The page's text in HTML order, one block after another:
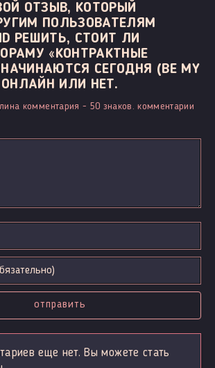
ОТЗЫВ, КОТОРЫЙ
ПОЛЬЗОВАТЕЛЯМ
РЕШИТЬ, СТОИТ ЛИ
«КОНТРАКТНЫЕ
СЕГОДНЯ (BE MY
ОНЛАЙН ИЛИ НЕТ.
комментария - 50 знаков. комментарии
отправить
еще нет. Вы можете стать